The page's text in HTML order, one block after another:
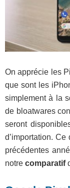
On apprécie les
que sont les
simplement à la
de bloatwares
seront
d’importation. Ce
précédentes
notre comparatif